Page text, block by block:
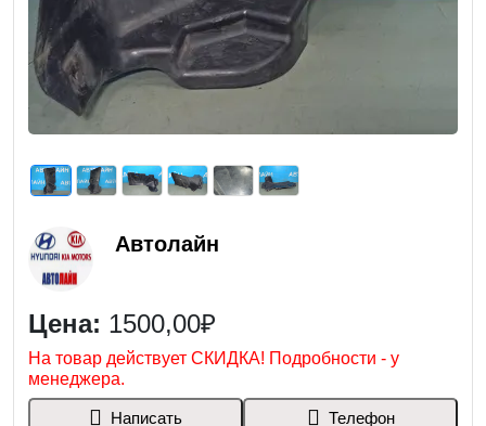
Автолайн
Цена: 1500,00₽
На товар действует СКИДКА! Подробности - у
менеджера.
Написать Телефон